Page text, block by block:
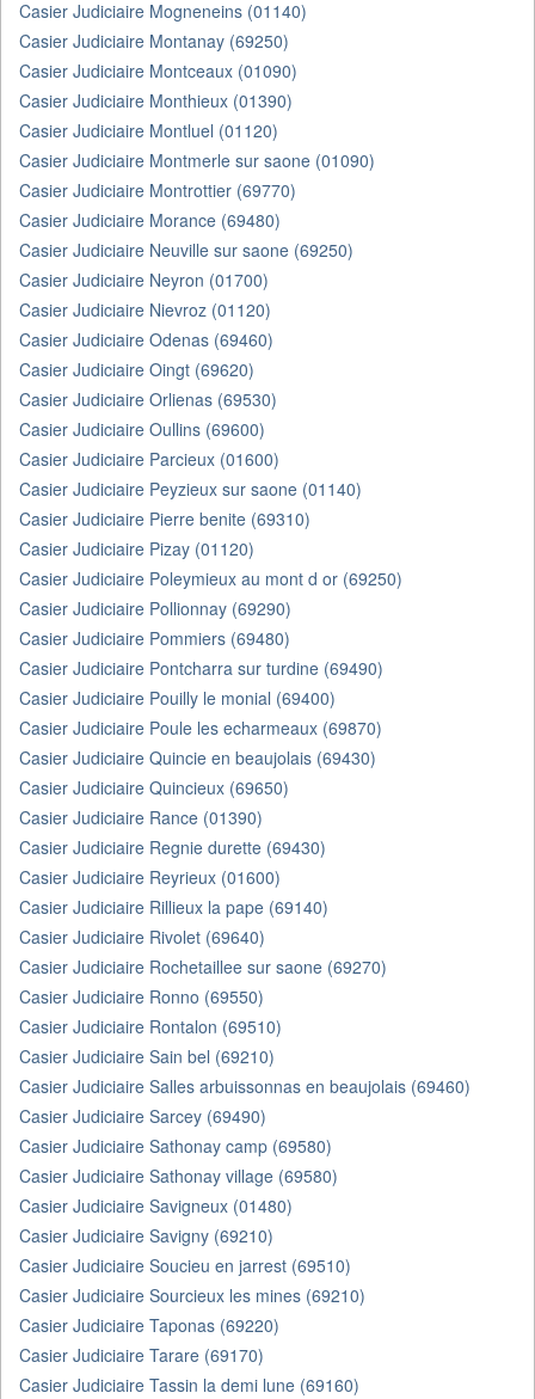
Casier Judiciaire Mogneneins (01140)
Casier Judiciaire Montanay (69250)
Casier Judiciaire Montceaux (01090)
Casier Judiciaire Monthieux (01390)
Casier Judiciaire Montluel (01120)
Casier Judiciaire Montmerle sur saone (01090)
Casier Judiciaire Montrottier (69770)
Casier Judiciaire Morance (69480)
Casier Judiciaire Neuville sur saone (69250)
Casier Judiciaire Neyron (01700)
Casier Judiciaire Nievroz (01120)
Casier Judiciaire Odenas (69460)
Casier Judiciaire Oingt (69620)
Casier Judiciaire Orlienas (69530)
Casier Judiciaire Oullins (69600)
Casier Judiciaire Parcieux (01600)
Casier Judiciaire Peyzieux sur saone (01140)
Casier Judiciaire Pierre benite (69310)
Casier Judiciaire Pizay (01120)
Casier Judiciaire Poleymieux au mont d or (69250)
Casier Judiciaire Pollionnay (69290)
Casier Judiciaire Pommiers (69480)
Casier Judiciaire Pontcharra sur turdine (69490)
Casier Judiciaire Pouilly le monial (69400)
Casier Judiciaire Poule les echarmeaux (69870)
Casier Judiciaire Quincie en beaujolais (69430)
Casier Judiciaire Quincieux (69650)
Casier Judiciaire Rance (01390)
Casier Judiciaire Regnie durette (69430)
Casier Judiciaire Reyrieux (01600)
Casier Judiciaire Rillieux la pape (69140)
Casier Judiciaire Rivolet (69640)
Casier Judiciaire Rochetaillee sur saone (69270)
Casier Judiciaire Ronno (69550)
Casier Judiciaire Rontalon (69510)
Casier Judiciaire Sain bel (69210)
Casier Judiciaire Salles arbuissonnas en beaujolais (69460)
Casier Judiciaire Sarcey (69490)
Casier Judiciaire Sathonay camp (69580)
Casier Judiciaire Sathonay village (69580)
Casier Judiciaire Savigneux (01480)
Casier Judiciaire Savigny (69210)
Casier Judiciaire Soucieu en jarrest (69510)
Casier Judiciaire Sourcieux les mines (69210)
Casier Judiciaire Taponas (69220)
Casier Judiciaire Tarare (69170)
Casier Judiciaire Tassin la demi lune (69160)